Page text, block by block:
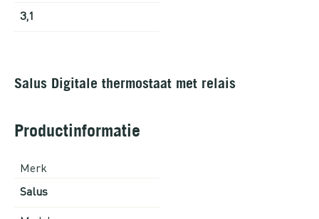
3,1
Salus Digitale thermostaat met relais
Productinformatie
Merk
Salus